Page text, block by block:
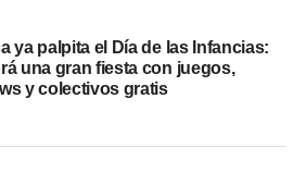
ya palpita el Día de las Infancias:
una gran fiesta con juegos,
y colectivos gratis